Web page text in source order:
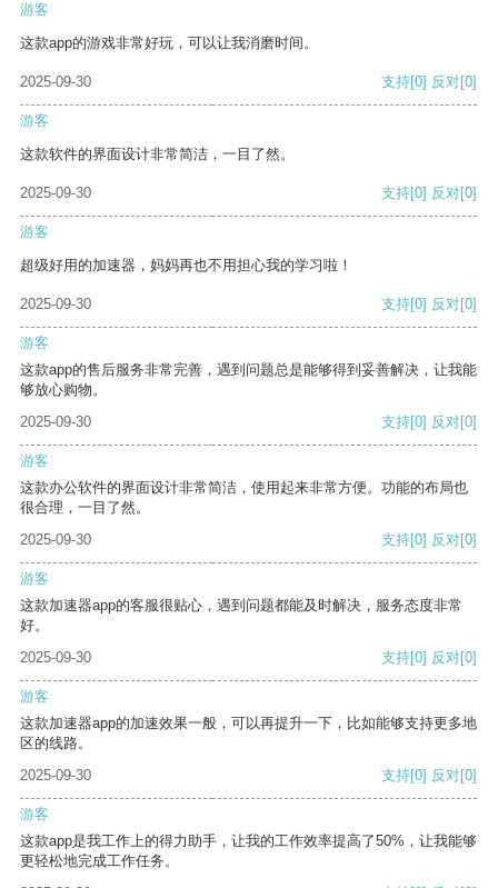
游客
这款app的游戏非常好玩，可以让我消磨时间。
2025-09-30 支持[0] 反对[0]
游客
这款软件的界面设计非常简洁，一目了然。
2025-09-30 支持[0] 反对[0]
游客
超级好用的加速器，妈妈再也不用担心我的学习啦！
2025-09-30 支持[0] 反对[0]
游客
这款app的售后服务非常完善，遇到问题总是能够得到妥善解决，让我能
够放心购物。
2025-09-30
支持[0] 反对[0]
游客
这款办公软件的界面设计非常简洁，使用起来非常方便。功能的布局也
很合理，一目了然。
2025-09-30
支持[0] 反对[0]
游客
这款加速器app的客服很贴心，遇到问题都能及时解决，服务态度非常
好。
2025-09-30
支持[0] 反对[0]
游客
这款加速器app的加速效果一般，可以再提升一下，比如能够支持更多地
区的线路。
2025-09-30
支持[0] 反对[0]
游客
这款app是我工作上的得力助手，让我的工作效率提高了50%，让我能够
更轻松地完成工作任务。